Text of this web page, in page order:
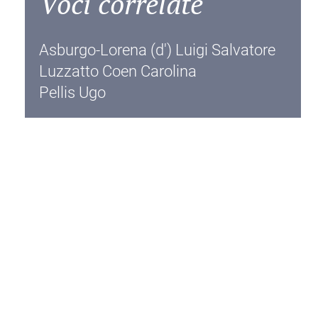
Asburgo-Lorena (d') Luigi Salvatore
Luzzatto Coen Carolina
Pellis Ugo